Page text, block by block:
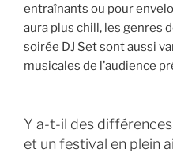
entraînants ou pour
aura plus chill, les genres
soirée DJ Set sont aussi
musicales de l’audience
Y a-t-il des
et un festival en plein